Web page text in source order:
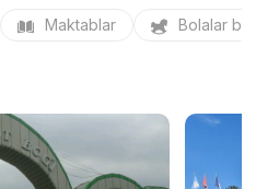
Maktablar Bolalar